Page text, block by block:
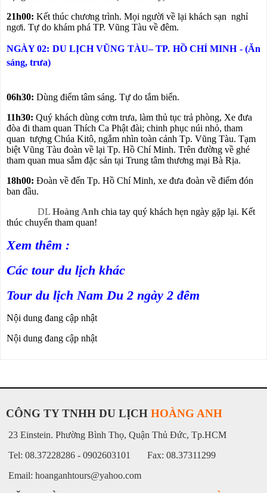
21h00: Kết thúc chương trình. Mọi người về lại khách sạn nghỉ
ngơi. Tự do khám phá TP. Vũng Tàu về đêm.
NGÀY 02: DU LỊCH VŨNG TÀU– TP. HỒ CHÍ MINH - (Ăn
sáng, trưa)
06h30: Dùng điểm tâm sáng. Tự do tắm biển.
11h30: Quý khách dùng cơm trưa, làm thủ tục trả phòng, Xe đưa
đòa đi tham quan Thích Ca Phật đài; chinh phục núi nhỏ, tham
quan tượng Chúa Kitô, ngắm nhìn toàn cảnh Tp. Vũng Tàu. Tạm
biệt Vũng Tàu đoàn về lại Tp. Hồ Chí Minh. Trên đường về ghé
tham quan mua sắm đặc sản tại Trung tâm thương mại Bà Rịa.
18h00: Đoàn về đến Tp. Hồ Chí Minh, xe đưa đoàn về điểm đón
ban đầu.
DL Hoàng Anh chia tay quý khách hẹn ngày gặp lại. Kết
thúc chuyến tham quan!
Xem thêm :
Các tour du lịch khác
Tour du lịch Nam Du 2 ngày 2 đêm
Nội dung đang cập nhật
Nội dung đang cập nhật
CÔNG TY TNHH DU LỊCH HOÀNG ANH
23 Einstein. Phường Bình Thọ, Quận Thủ Đức, Tp.HCM
Tel: 08.37228286 - 0902603101 Fax: 08.37311299
Email: hoanganhtours@yahoo.com